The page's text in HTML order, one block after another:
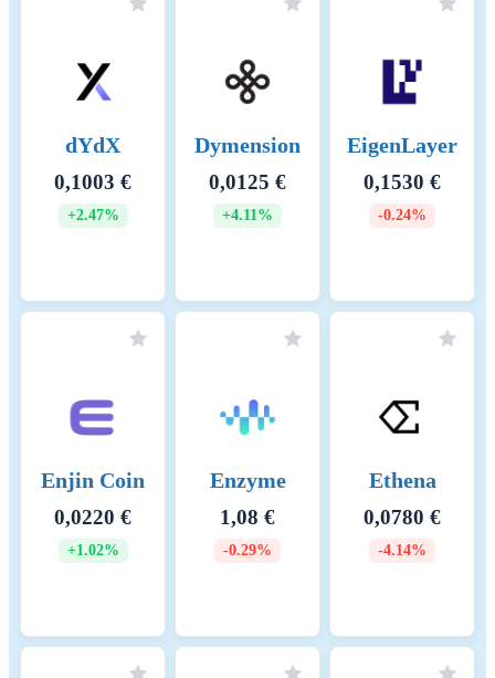
dYdX
0,1003 €
+2.47%
Dymension
0,0125 €
+4.11%
EigenLayer
0,1530 €
-0.24%
Enjin Coin
0,0220 €
+1.02%
Enzyme
1,08 €
-0.29%
Ethena
0,0780 €
-4.14%